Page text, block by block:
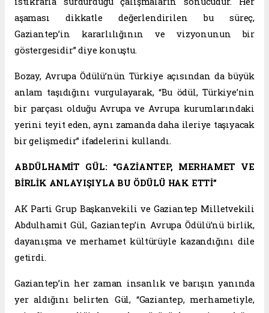
aşaması dikkatle değerlendirilen bu süreç,
Gaziantep’in kararlılığının ve vizyonunun bir
göstergesidir” diye konuştu.
Bozay, Avrupa Ödülü’nün Türkiye açısından da büyük
anlam taşıdığını vurgulayarak, “Bu ödül, Türkiye’nin
bir parçası olduğu Avrupa ve Avrupa kurumlarındaki
yerini teyit eden, aynı zamanda daha ileriye taşıyacak
bir gelişmedir” ifadelerini kullandı.
ABDÜLHAMİT GÜL: “GAZİANTEP, MERHAMET VE
BİRLİK ANLAYIŞIYLA BU ÖDÜLÜ HAK ETTİ”
AK Parti Grup Başkanvekili ve Gaziantep Milletvekili
Abdulhamit Gül, Gaziantep’in Avrupa Ödülü’nü birlik,
dayanışma ve merhamet kültürüyle kazandığını dile
getirdi.
Gaziantep’in her zaman insanlık ve barışın yanında
yer aldığını belirten Gül, “Gaziantep, merhametiyle,